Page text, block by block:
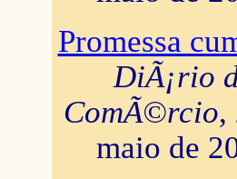
Promessa
DiÃ¡rio
ComÃ©rcio,
maio de